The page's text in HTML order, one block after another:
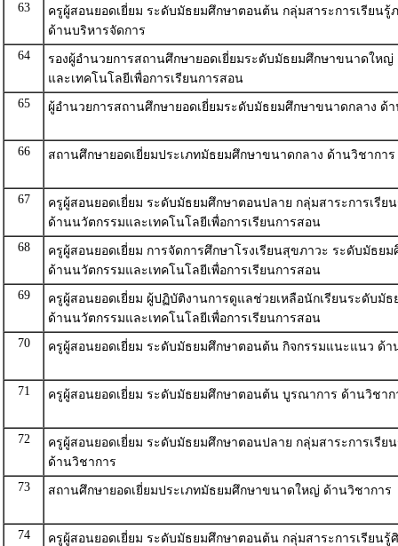
63
ครูผู้สอนยอดเยี่ยม ระดับมัธยมศึกษาตอนต้น กลุ่มสาระการเรียนรู้
ด้านบริหารจัดการ
64
รองผู้อำนวยการสถานศึกษายอดเยี่ยมระดับมัธยมศึกษาขนาดให
และเทคโนโลยีเพื่อการเรียนการสอน
65
ผู้อำนวยการสถานศึกษายอดเยี่ยมระดับมัธยมศึกษาขนาดกลาง ด้
66 สถานศึกษายอดเยี่ยมประเภทมัธยมศึกษาขนาดกลาง ด้านวิชาการ
67
ครูผู้สอนยอดเยี่ยม ระดับมัธยมศึกษาตอนปลาย กลุ่มสาระการเรีย
ด้านนวัตกรรมและเทคโนโลยีเพื่อการเรียนการสอน
68
ครูผู้สอนยอดเยี่ยม การจัดการศึกษาโรงเรียนสุขภาวะ ระดับมัธย
ด้านนวัตกรรมและเทคโนโลยีเพื่อการเรียนการสอน
69
ครูผู้สอนยอดเยี่ยม ผู้ปฏิบัติงานการดูแลช่วยเหลือนักเรียนระดับมั
ด้านนวัตกรรมและเทคโนโลยีเพื่อการเรียนการสอน
70
ครูผู้สอนยอดเยี่ยม ระดับมัธยมศึกษาตอนต้น กิจกรรมแนะแนว ด้า
71 ครูผู้สอนยอดเยี่ยม ระดับมัธยมศึกษาตอนต้น บูรณาการ ด้านวิชาก
72
ครูผู้สอนยอดเยี่ยม ระดับมัธยมศึกษาตอนปลาย กลุ่มสาระการเรีย
ด้านวิชาการ
73
สถานศึกษายอดเยี่ยมประเภทมัธยมศึกษาขนาดใหญ่ ด้านวิชาการ
74
ครูผู้สอนยอดเยี่ยม ระดับมัธยมศึกษาตอนต้น กลุ่มสาระการเรียน